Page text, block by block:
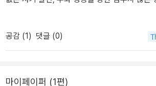
각은 긍정적인 생각을 해야 한다. 우리의 잠재이식은 건설적인 생각
(긍정적 생각)과 파괴적인 생각(부정적 생각)
현실로 바꾸려는 마음이 있게 마련이다. 그러니, 부정적인 생각을 하
로 읽으면 괜찮을 듯. *책접기 '사람은 누구나
려움을 극복할 수 있는 충분한 힘의 씨앗이 존재
일이라도 우연히 일어난 일은 없다.' '사람들은
다.' '거지에게만 배려와 동정을 베풀지 말자. 부
공감 (1) 댓글 (0)
마이페이퍼 (1편)